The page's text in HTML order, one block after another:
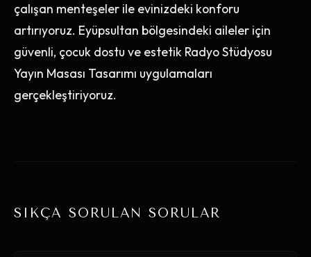
çalışan menteşeler ile evinizdeki konforu
artırıyoruz. Eyüpsultan bölgesindeki aileler için
güvenli, çocuk dostu ve estetik Radyo Stüdyosu
Yayın Masası Tasarımı uygulamaları
gerçekleştiriyoruz.
SIKÇA SORULAN SORULAR